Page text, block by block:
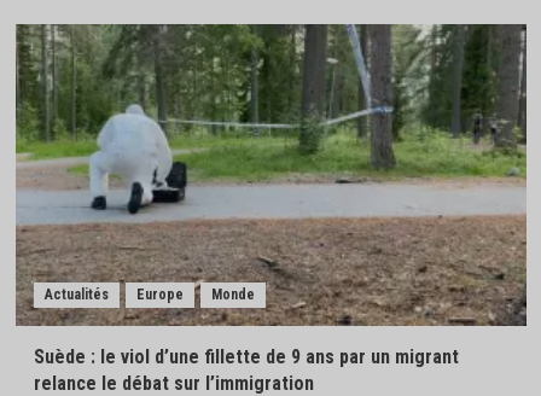
Actualités Europe Monde
Suède : le viol d’une fillette de 9 ans par un migrant
relance le débat sur l’immigration